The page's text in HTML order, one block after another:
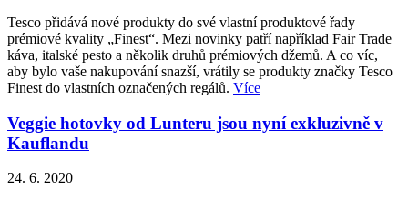
Tesco přidává nové produkty do své vlastní produktové řady
prémiové kvality „Finest“. Mezi novinky patří například Fair Trade
káva, italské pesto a několik druhů prémiových džemů. A co víc,
aby bylo vaše nakupování snazší, vrátily se produkty značky Tesco
Finest do vlastních označených regálů. Více
Veggie hotovky od Lunteru jsou nyní exkluzivně v
Kauflandu
24. 6. 2020